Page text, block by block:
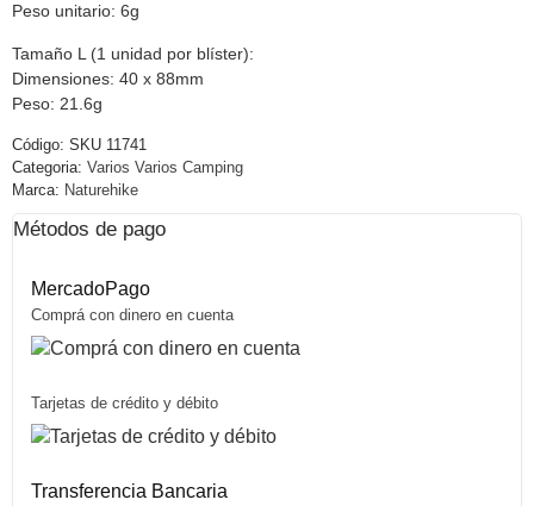
Peso unitario: 6g
Tamaño L (1 unidad por blíster):
Dimensiones: 40 x 88mm
Peso: 21.6g
Código: SKU 11741
Categoria: Varios Varios Camping
Marca: Naturehike
Métodos de pago
MercadoPago
Comprá con dinero en cuenta
Tarjetas de crédito y débito
Transferencia Bancaria